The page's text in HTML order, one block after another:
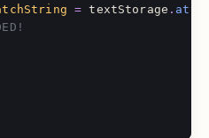
= textStorage .